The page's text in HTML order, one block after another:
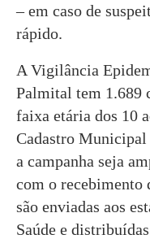
– em caso de
rápido.
A Vigilância
Palmital tem 1.689
faixa etária dos 10
Cadastro Municipal
a campanha seja
com o recebimento
são enviadas aos
Saúde e